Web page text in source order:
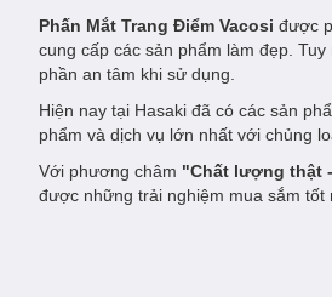
Phấn Mắt Trang Điểm Vacosi được
cung cấp các sản phẩm làm đẹp.
phần an tâm khi sử dụng.
Hiện nay tại Hasaki đã có các sản
phẩm và dịch vụ lớn nhất với chủng
Với phương châm "Chất lượng thật
được những trải nghiệm mua sắm tốt